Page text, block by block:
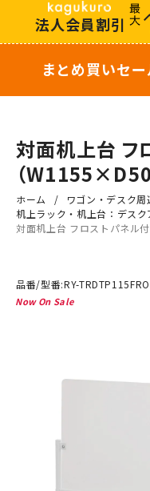
法人会員割引
まとめ買いセー
対面机上台 フ
（
ホーム
ワゴン・デスク周
机上ラック・机上台：デスク
対面机上台 フロストパネル
品番/型番:RY-TRDTP115FRO